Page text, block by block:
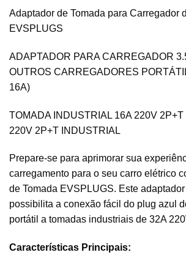
Adaptador de Tomada para Carregador
EVSPLUGS
ADAPTADOR PARA CARREGADOR
OUTROS CARREGADORES
16A)
TOMADA INDUSTRIAL 16A 220V
220V 2P+T INDUSTRIAL
Prepare-se para aprimorar sua
carregamento para o seu carro elétrico
de Tomada EVSPLUGS. Este
possibilita a conexão fácil do plug azul
portátil a tomadas industriais de 32A
Características Principais: